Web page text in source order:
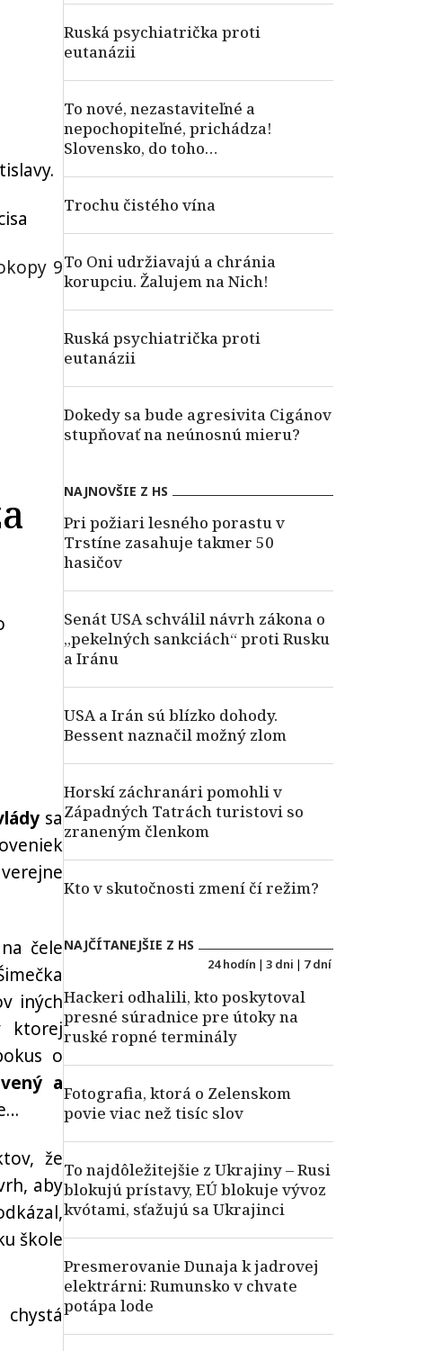
9
sa
čele
iných
ktorej
o
a
že
aby
škole
Ruská psychiatrička proti
eutanázii
To nové, nezastaviteľné a
nepochopiteľné, prichádza!
Slovensko, do toho…
Trochu čistého vína
To Oni udržiavajú a chránia
korupciu. Žalujem na Nich!
Ruská psychiatrička proti
eutanázii
Dokedy sa bude agresivita Cigánov
stupňovať na neúnosnú mieru?
NAJNOVŠIE Z HS
Pri požiari lesného porastu v
Trstíne zasahuje takmer 50
hasičov
Senát USA schválil návrh zákona o
„pekelných sankciách“ proti Rusku
a Iránu
USA a Irán sú blízko dohody.
Bessent naznačil možný zlom
Horskí záchranári pomohli v
Západných Tatrách turistovi so
zraneným členkom
Kto v skutočnosti zmení čí režim?
NAJČÍTANEJŠIE Z HS
24 hodín | 3 dni | 7 dní
Hackeri odhalili, kto poskytoval
presné súradnice pre útoky na
ruské ropné terminály
Fotografia, ktorá o Zelenskom
povie viac než tisíc slov
To najdôležitejšie z Ukrajiny – Rusi
blokujú prístavy, EÚ blokuje vývoz
kvótami, sťažujú sa Ukrajinci
Presmerovanie Dunaja k jadrovej
elektrárni: Rumunsko v chvate
potápa lode